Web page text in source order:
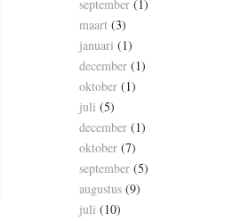
september (1)
maart (3)
januari (1)
december (1)
oktober (1)
juli (5)
december (1)
oktober (7)
september (5)
augustus (9)
juli (10)